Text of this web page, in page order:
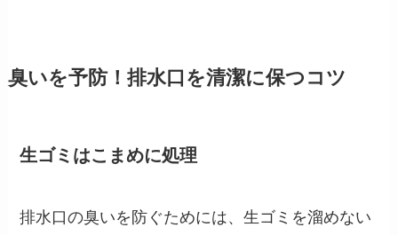
臭いを予防！排水口を清潔に保つコツ
生ゴミはこまめに処理
排水口の臭いを防ぐためには、生ゴミを溜めない